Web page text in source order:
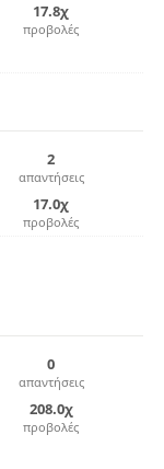
17.8χ
προβολές
2
απαντήσεις
17.0χ
προβολές
0
απαντήσεις
208.0χ
προβολές